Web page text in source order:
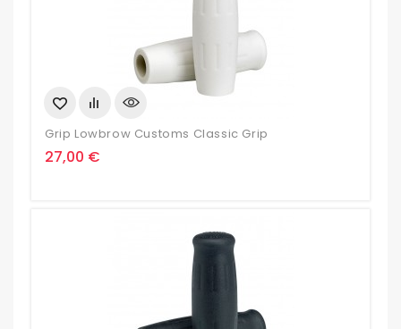
Grip Lowbrow Customs Classic Grip
Prix
27,00 €